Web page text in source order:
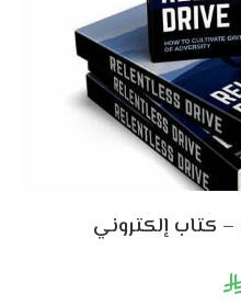
كتاب إلكتروني